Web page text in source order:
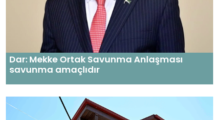
Dar: Mekke Ortak Savunma Anlaşması
savunma amaçlıdır